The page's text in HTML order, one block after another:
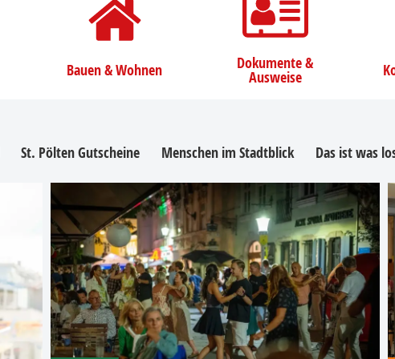
Bauen & Wohnen Dokumente &
Ausweise
St. Pölten Gutscheine Menschen im Stadtblick Das ist was